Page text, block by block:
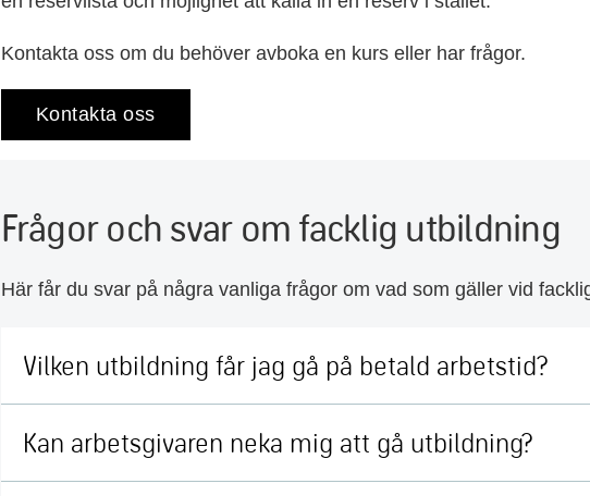
Kontakta oss om du behöver avboka en kurs eller har frågor.
Kontakta oss
Frågor och svar om facklig utbildning
Här får du svar på några vanliga frågor om vad som gäller vid
Vilken utbildning får jag gå på betald arbetstid?
Kan arbetsgivaren neka mig att gå utbildning?